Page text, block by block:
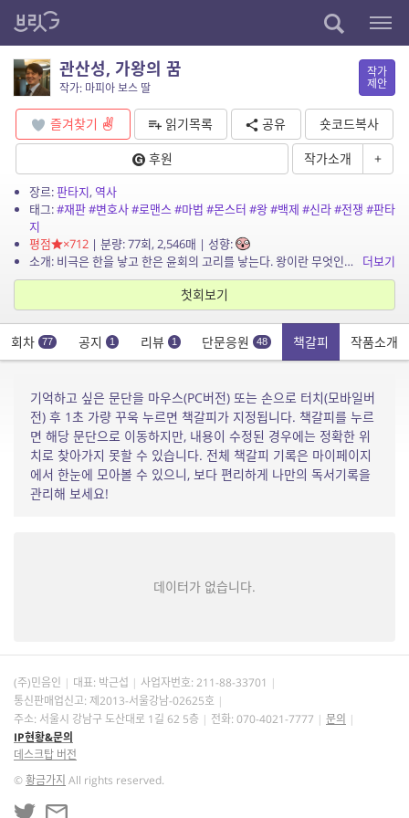
관산성, 가왕의 꿈
작가: 마피아 보스 딸
작가
제안
즐겨찾기 읽기목록 공유
숏코드복사
후원
작가소개 +
장르:판타지, 역사
태그:#재판#변호사#로맨스#마법 #몬스터 #왕#백제 #신라#전쟁 #판타
지
평점
×712| 분량: 77회, 2,546매 | 성향:
소개: 비극은 한을 낳고 한은 윤회의 고리를 낳는다. 왕이란 무엇인가. 세개의 서로 다른 시공간에서 오직 하나의 기억을 붙잡고 그들은 달린다.
더보기
첫회보기
회차 77 공지 1 리뷰 1 단문응원 48 책갈피 작품소개
기억하고 싶은 문단을 마우스(PC버전) 또는 손으로 터치(모바일버
전) 후 1초 가량 꾸욱 누르면 책갈피가 지정됩니다. 책갈피를 누르
면 해당 문단으로 이동하지만, 내용이 수정된 경우에는 정확한 위
치로 찾아가지 못할 수 있습니다. 전체 책갈피 기록은 마이페이지
에서 한눈에 모아볼 수 있으니, 보다 편리하게 나만의 독서기록을
관리해 보세요!
데이터가 없습니다.
(주)민음인 대표: 박근섭 사업자번호: 211-88-33701
통신판매업신고: 제2013-서울강남-02625호
주소: 서울시 강남구 도산대로 1길 62 5층
전화: 070-4021-7777
문의
IP현황&문의
데스크탑 버전
©황금가지 All rights reserved.